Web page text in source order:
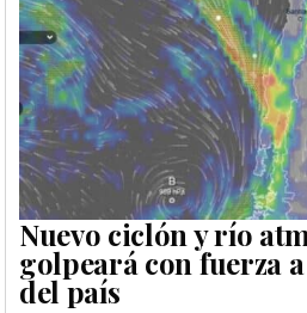
Nuevo ciclón y río
golpeará con fuerza
del país